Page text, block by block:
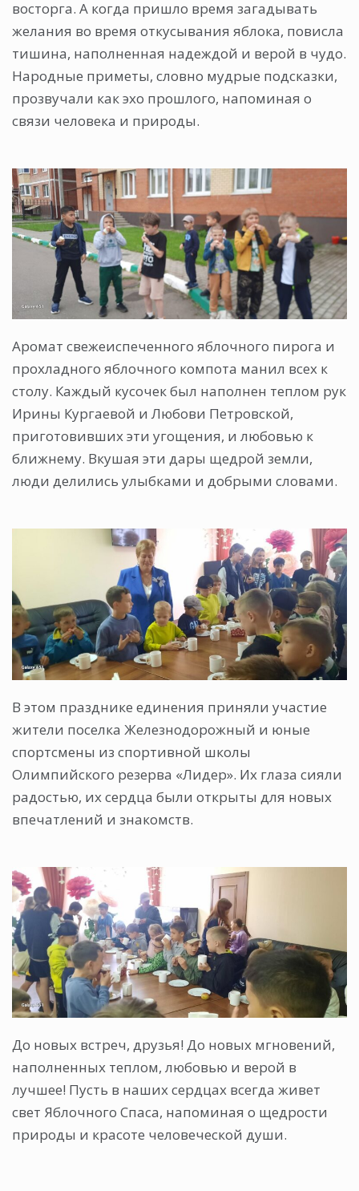
восторга. А когда пришло время загадывать
желания во время откусывания яблока, повисла
тишина, наполненная надеждой и верой в чудо.
Народные приметы, словно мудрые подсказки,
прозвучали как эхо прошлого, напоминая о
связи человека и природы.
Аромат свежеиспеченного яблочного пирога и
прохладного яблочного компота манил всех к
столу. Каждый кусочек был наполнен теплом рук
Ирины Кургаевой и Любови Петровской,
приготовивших эти угощения, и любовью к
ближнему. Вкушая эти дары щедрой земли,
люди делились улыбками и добрыми словами.
В этом празднике единения приняли участие
жители поселка Железнодорожный и юные
спортсмены из спортивной школы
Олимпийского резерва «Лидер». Их глаза сияли
радостью, их сердца были открыты для новых
впечатлений и знакомств.
До новых встреч, друзья! До новых мгновений,
наполненных теплом, любовью и верой в
лучшее! Пусть в наших сердцах всегда живет
свет Яблочного Спаса, напоминая о щедрости
природы и красоте человеческой души.